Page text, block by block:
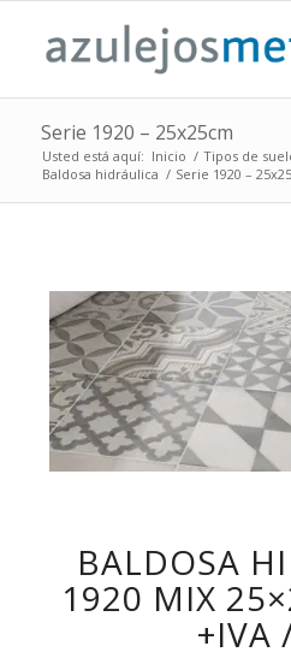
Serie 1920 – 25x25cm
Usted está aquí: Inicio / Tipos de
Baldosa hidráulica / Serie 1920 –
BALDOSA
1920 MIX
+IVA